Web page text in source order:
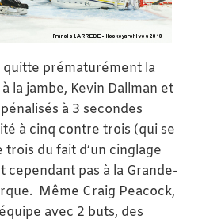
prématurément la
la jambe, Kevin Dallman et
à 3 secondes
à cinq contre trois (qui se
du fait d’un cinglage
cependant pas à la Grande-
Même Craig Peacock,
avec 2 buts, des